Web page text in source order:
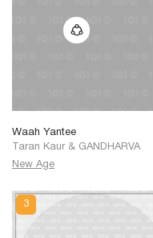
Waah Yantee
Taran Kaur & GANDHARVA
New Age